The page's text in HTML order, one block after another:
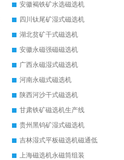
安徽褐铁矿水选磁选机
四川钛尾矿湿式磁选机
湖北贫矿干式磁选机
安徽永磁强磁磁选机
广西永磁湿式磁选机
河南永磁式磁选机
陕西河沙干式磁选机
甘肃铁矿磁选机生产线
贵州黑钨矿湿式磁选机
吉林湿式平板磁选机磁通低
上海磁选机永磁筒组装